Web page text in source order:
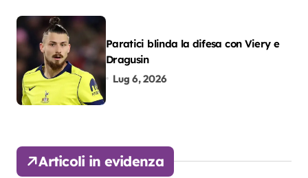
Paratici blinda la difesa con Viery e
Dragusin
Lug 6, 2026
Articoli in evidenza